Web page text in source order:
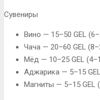
Сувениры
Вино — 15–50 GEL
Чача — 20–60 GEL
Мёд — 10–25 GEL
Аджарика — 5–15
Магниты — 5–15 GEL